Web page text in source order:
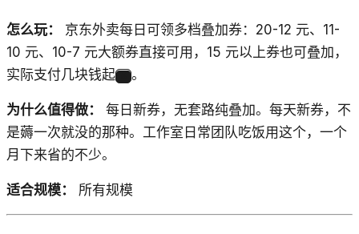
怎么玩：
京东外卖每日可领多档叠加券：20-12 元、11-
10 元、10-7 元大额券直接可用，15 元以上券也可叠加，
实际支付几块钱起
。
为什么值得做：
每日新券，无套路纯叠加。每天新券，不
是薅一次就没的那种。工作室日常团队吃饭用这个，一个
月下来省的不少。
适合规模： 所有规模